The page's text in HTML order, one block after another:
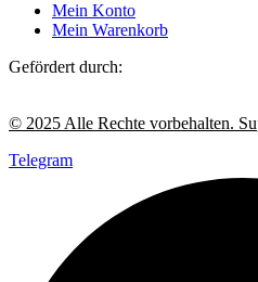
Mein Konto
Mein Warenkorb
Gefördert durch:
© 2025 Alle Rechte vorbehalten.
Telegram